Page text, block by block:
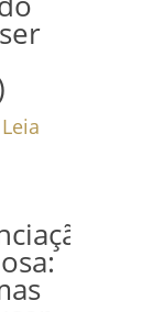
Leia